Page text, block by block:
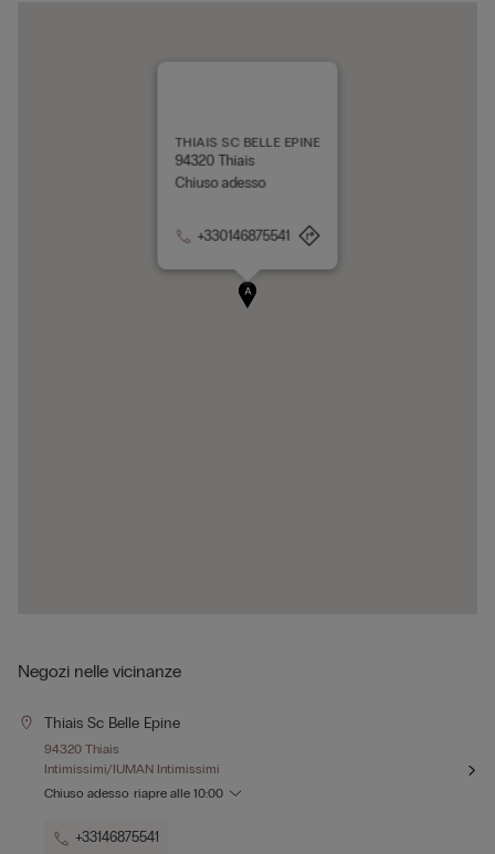
A
THIAIS SC BELLE EPINE
94320 Thiais
Chiuso adesso
+330146875541
Negozi nelle vicinanze
Thiais Sc Belle Epine
94320 Thiais
Intimissimi/IUMAN Intimissimi
Chiuso adesso riapre alle 10:00
+33146875541